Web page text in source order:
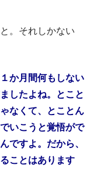
。それしかない
か月間何もしない
したよね。とこと
なくて、とことん
いこうと覚悟がで
ですよ。だから、
ことはあります